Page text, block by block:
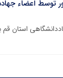
توسط اعضاء
استان قم